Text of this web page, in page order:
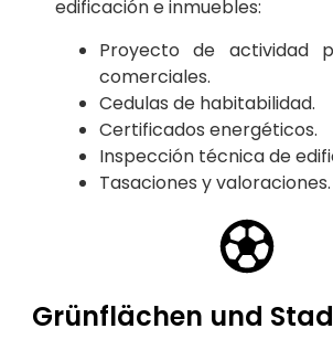
edificación e inmuebles:
Proyecto de actividad
comerciales.
Cedulas de habitabilidad.
Certificados energéticos.
Inspección técnica de
Tasaciones y valoraciones.
Grünflächen und